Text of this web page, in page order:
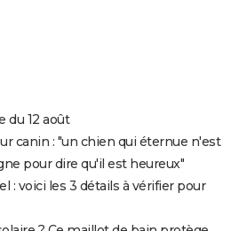
du 12 août
canin : "un chien qui éternue n'est
pour dire qu'il est heureux"
: voici les 3 détails à vérifier pour